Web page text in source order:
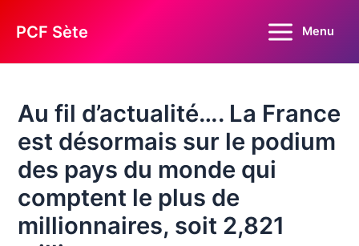
PCF Sète
Main
Menu
Au fil d’actualité…. La France
est désormais sur le podium
des pays du monde qui
comptent le plus de
millionnaires, soit 2,821